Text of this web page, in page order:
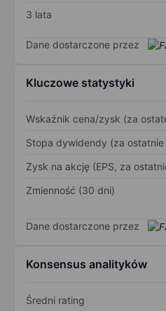
3 lata
Dane dostarczone przez
Kluczowe statystyki
Wskaźnik cena/zysk (za
Stopa dywidendy (za ostatnie
Zysk na akcję (EPS, za
Zmienność (30 dni)
Dane dostarczone przez
Konsensus analityków
Średni rating